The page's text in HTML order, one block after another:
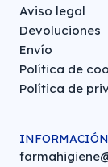
Aviso legal
Devoluciones
Envío
Política de
Política de